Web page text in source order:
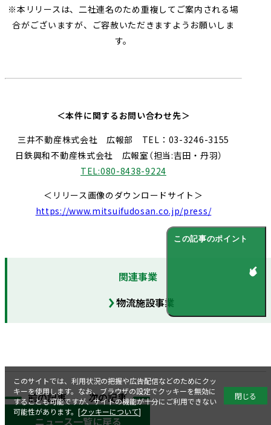
※本リリースは、二社連名のため重複してご案内される場
合がございますが、ご容赦いただきますようお願いしま
す。
＜本件に関するお問い合わせ先＞
三井不動産株式会社 広報部 TEL：03-3246-3155
日鉄興和不動産株式会社 広報室（担当 :吉田・丹羽）
TEL:080-8438-9224
＜リリース画像のダウンロードサイト＞
https://www.mitsuifudosan.co.jp/press/
関連事業
物流施設事業
この記事のポイント
前の記事
ニュース一覧に戻る
次の記事
このサイトでは、利用状況の把握や広告配信などのためにクッ
キーを使用します。なお、ブラウザの設定でクッキーを無効に
することも可能ですが、サイトの機能が十分にご利用できない
可能性があります。[クッキーについて]
閉じる